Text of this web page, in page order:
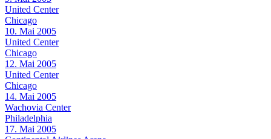
United Center
Chicago
10. Mai 2005
United Center
Chicago
12. Mai 2005
United Center
Chicago
14. Mai 2005
Wachovia Center
Philadelphia
17. Mai 2005